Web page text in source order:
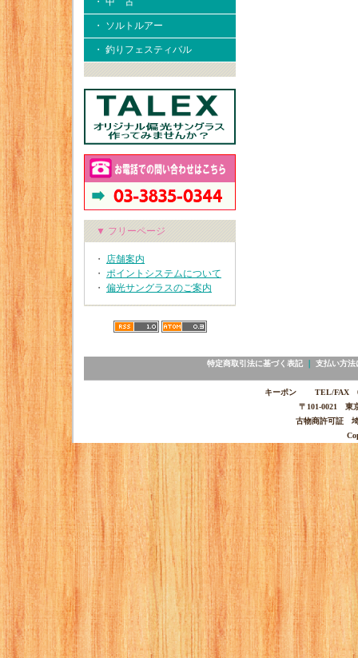
・ ソルトルアー
・ 釣りフェスティバル
▼ フリーページ
・ 店舗案内
・ ポイントシステムについて
・ 偏光サングラスのご案内
特定商取引法に基づく表記｜ 支払い方法
キーポン TEL/FAX
〒101-0021 東
古物商許可証